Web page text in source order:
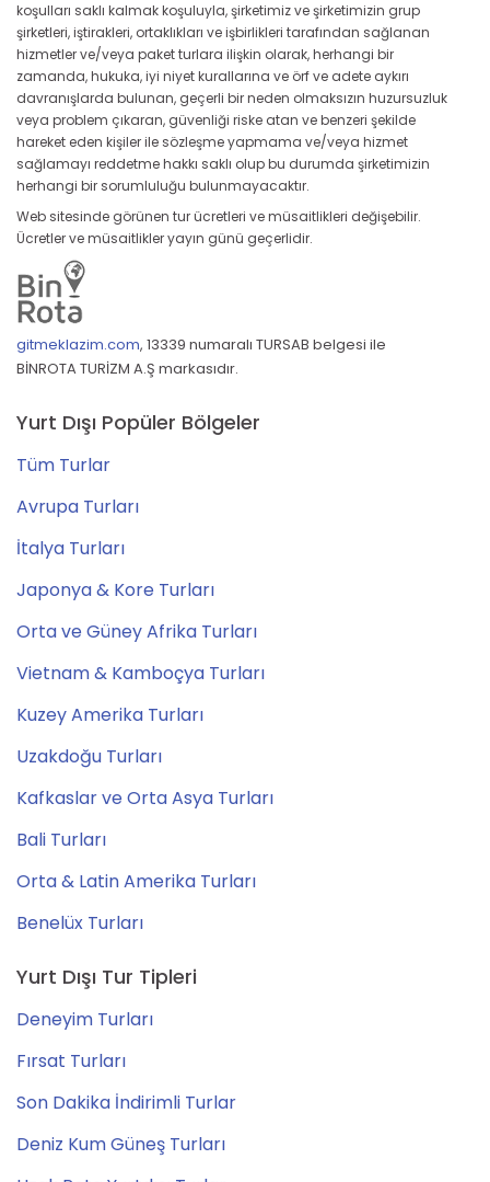
koşulları saklı kalmak koşuluyla, şirketimiz ve şirketimizin grup
şirketleri, iştirakleri, ortaklıkları ve işbirlikleri tarafından sağlanan
hizmetler ve/veya paket turlara ilişkin olarak, herhangi bir
zamanda, hukuka, iyi niyet kurallarına ve örf ve adete aykırı
davranışlarda bulunan, geçerli bir neden olmaksızın huzursuzluk
veya problem çıkaran, güvenliği riske atan ve benzeri şekilde
hareket eden kişiler ile sözleşme yapmama ve/veya hizmet
sağlamayı reddetme hakkı saklı olup bu durumda şirketimizin
herhangi bir sorumluluğu bulunmayacaktır.
Web sitesinde görünen tur ücretleri ve müsaitlikleri değişebilir.
Ücretler ve müsaitlikler yayın günü geçerlidir.
gitmeklazim.com, 13339 numaralı TURSAB belgesi ile
BİNROTA TURİZM A.Ş markasıdır.
Yurt Dışı Popüler Bölgeler
Tüm Turlar
Avrupa Turları
İtalya Turları
Japonya & Kore Turları
Orta ve Güney Afrika Turları
Vietnam & Kamboçya Turları
Kuzey Amerika Turları
Uzakdoğu Turları
Kafkaslar ve Orta Asya Turları
Bali Turları
Orta & Latin Amerika Turları
Benelüx Turları
Yurt Dışı Tur Tipleri
Deneyim Turları
Fırsat Turları
Son Dakika İndirimli Turlar
Deniz Kum Güneş Turları